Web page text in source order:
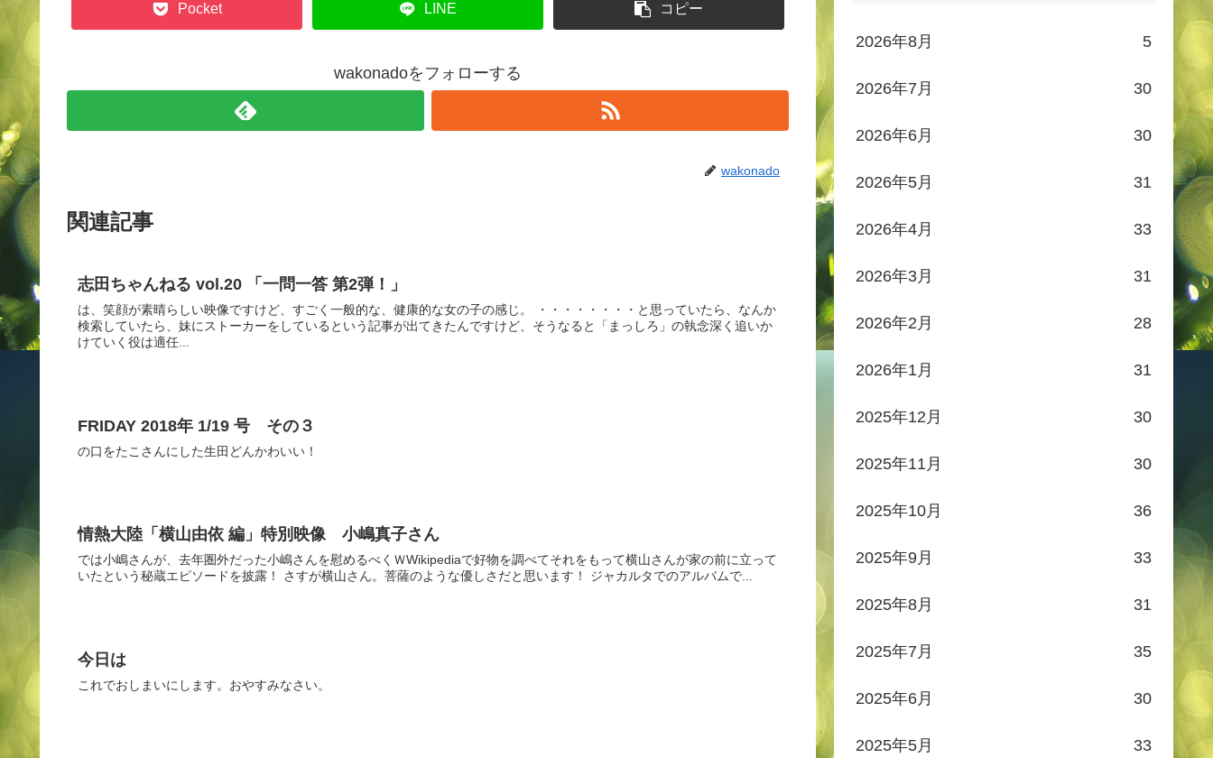
Pocket LINE コピー
wakonadoをフォローする
wakonado
関連記事
志田ちゃんねる vol.20 「一問一答 第2弾！」
は、笑顔が素晴らしい映像ですけど、すごく一般的な、健康的な女の子の感じ。 ・・・・・・・・と思っていたら、なんか
検索していたら、妹にストーカーをしているという記事が出てきたんですけど、そうなると「まっしろ」の執念深く追いか
けていく役は適任...
FRIDAY 2018年 1/19 号 その３
の口をたこさんにした生田どんかわいい！
情熱大陸「横山由依 編」特別映像 小嶋真子さん
では小嶋さんが、去年圏外だった小嶋さんを慰めるべくＷWikipediaで好物を調べてそれをもって横山さんが家の前に立って
いたという秘蔵エピソードを披露！ さすが横山さん。菩薩のような優しさだと思います！ ジャカルタでのアルバムで...
今日は
これでおしまいにします。おやすみなさい。
2026年8月 5
2026年7月 30
2026年6月 30
2026年5月 31
2026年4月 33
2026年3月 31
2026年2月 28
2026年1月 31
2025年12月 30
2025年11月 30
2025年10月 36
2025年9月 33
2025年8月 31
2025年7月 35
2025年6月 30
2025年5月 33